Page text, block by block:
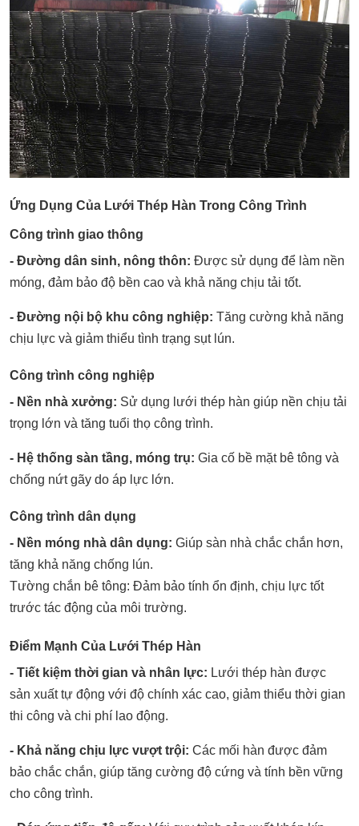
Ứng Dụng Của Lưới Thép Hàn Trong Công Trình
Công trình giao thông
- Đường dân sinh, nông thôn: Được sử dụng để làm nền
móng, đảm bảo độ bền cao và khả năng chịu tải tốt.
- Đường nội bộ khu công nghiệp: Tăng cường khả năng
chịu lực và giảm thiểu tình trạng sụt lún.
Công trình công nghiệp
- Nền nhà xưởng: Sử dụng lưới thép hàn giúp nền chịu tải
trọng lớn và tăng tuổi thọ công trình.
- Hệ thống sàn tầng, móng trụ: Gia cố bề mặt bê tông và
chống nứt gãy do áp lực lớn.
Công trình dân dụng
- Nền móng nhà dân dụng: Giúp sàn nhà chắc chắn hơn,
tăng khả năng chống lún.
Tường chắn bê tông: Đảm bảo tính ổn định, chịu lực tốt
trước tác động của môi trường.
Điểm Mạnh Của Lưới Thép Hàn
- Tiết kiệm thời gian và nhân lực: Lưới thép hàn được
sản xuất tự động với độ chính xác cao, giảm thiểu thời gian
thi công và chi phí lao động.
- Khả năng chịu lực vượt trội: Các mối hàn được đảm
bảo chắc chắn, giúp tăng cường độ cứng và tính bền vững
cho công trình.